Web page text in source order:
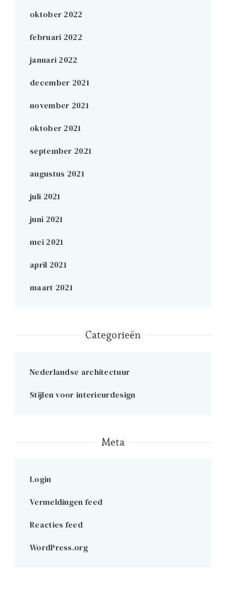
oktober 2022
februari 2022
januari 2022
december 2021
november 2021
oktober 2021
september 2021
augustus 2021
juli 2021
juni 2021
mei 2021
april 2021
maart 2021
Categorieën
Nederlandse architectuur
Stijlen voor interieurdesign
Meta
Login
Vermeldingen feed
Reacties feed
WordPress.org